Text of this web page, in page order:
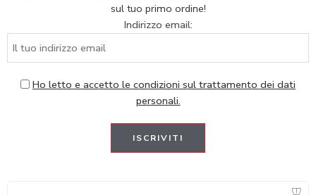
sul tuo primo ordine!
Indirizzo email:
Ho letto e accetto le condizioni sul trattamento dei dati
personali.